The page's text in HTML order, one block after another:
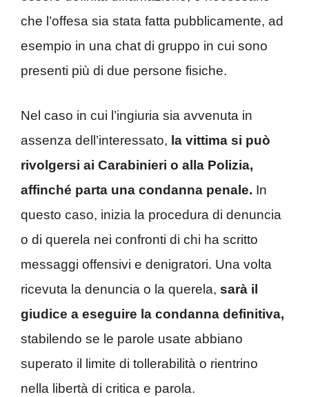
che l’offesa sia stata fatta pubblicamente, ad
esempio in una chat di gruppo in cui sono
presenti più di due persone fisiche.
Nel caso in cui l’ingiuria sia avvenuta in
assenza dell’interessato, la vittima si può
rivolgersi ai Carabinieri o alla Polizia,
affinché parta una condanna penale. In
questo caso, inizia la procedura di denuncia
o di querela nei confronti di chi ha scritto
messaggi offensivi e denigratori. Una volta
ricevuta la denuncia o la querela, sarà il
giudice a eseguire la condanna definitiva,
stabilendo se le parole usate abbiano
superato il limite di tollerabilità o rientrino
nella libertà di critica e parola.